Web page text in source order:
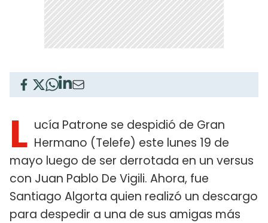
L ucía Patrone se despidió de Gran
Hermano (Telefe) este lunes 19 de
mayo luego de ser derrotada en un versus
con Juan Pablo De Vigili. Ahora, fue
Santiago Algorta quien realizó un descargo
para despedir a una de sus amigas más